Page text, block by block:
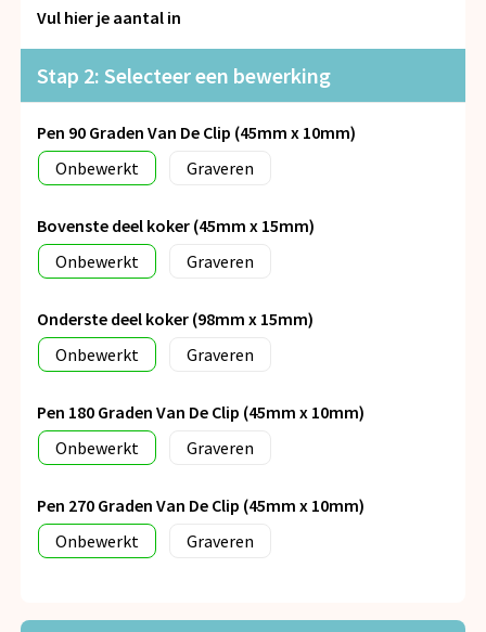
Snoepgoed
Spellen voor binnen en buiten
Vrije tijd en Strand
Anti-stress
Vul hier je aantal in
Stap 2: Selecteer een bewerking
Pen 90 Graden Van De Clip (45mm x 10mm)
Onbewerkt
Graveren
Bovenste deel koker (45mm x 15mm)
Onbewerkt
Graveren
Onderste deel koker (98mm x 15mm)
Onbewerkt
Graveren
Pen 180 Graden Van De Clip (45mm x 10mm)
Onbewerkt
Graveren
Pen 270 Graden Van De Clip (45mm x 10mm)
Onbewerkt
Graveren